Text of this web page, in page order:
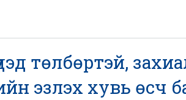
төлбөртэй,
эзлэх хувь өсч